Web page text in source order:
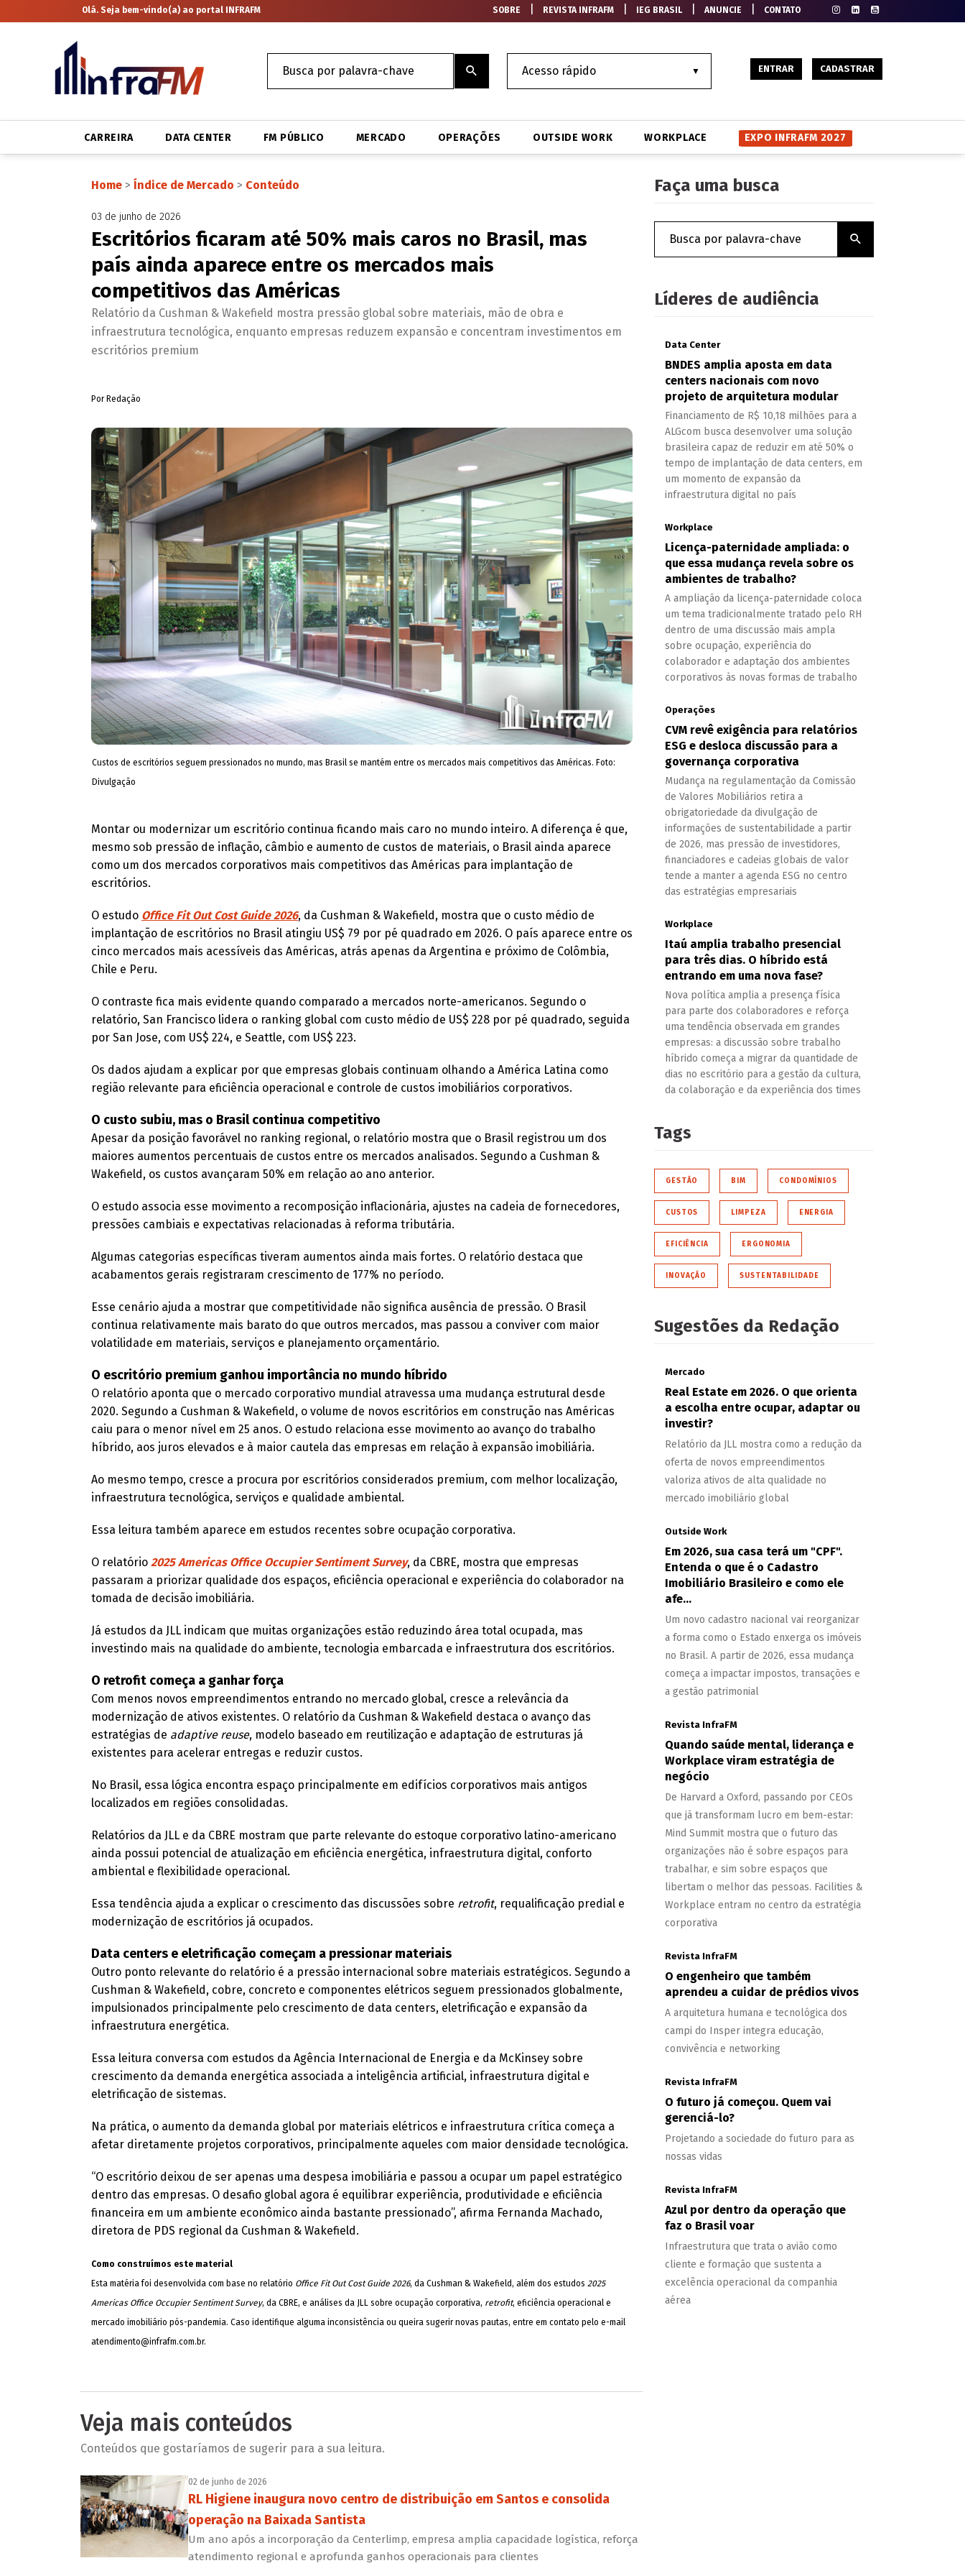
Olá. Seja bem-vindo(a) ao portal INFRAFM SOBRE REVISTA INFRAFM IEG BRASIL|ANUNCIE CONTATO
ENTRAR CADASTRAR
CARREIRA DATA CENTER FM PÚBLICO MERCADO OPERAÇÕES OUTSIDE WORK WORKPLACE EXPO INFRAFM 2027
Home> Índice de Mercado > Conteúdo
03 de junho de 2026
Escritórios ficaram até 50% mais caros no Brasil, mas
país ainda aparece entre os mercados mais
competitivos das Américas
Relatório da Cushman & Wakefield mostra pressão global sobre materiais, mão de obra e
infraestrutura tecnológica, enquanto empresas reduzem expansão e concentram investimentos em
escritórios premium
Por Redação
Custos de escritórios seguem pressionados no mundo, mas Brasil se mantém entre os mercados mais competitivos das Américas. Foto:
Divulgação
​Montar ou modernizar um escritório continua ficando mais caro no mundo inteiro. A diferença é que,
mesmo sob pressão de inflação, câmbio e aumento de custos de materiais, o Brasil ainda aparece
como um dos mercados corporativos mais competitivos das Américas para implantação de
escritórios.
O estudo Office Fit Out Cost Guide 2026, da Cushman & Wakefield, mostra que o custo médio de
implantação de escritórios no Brasil atingiu US$ 79 por pé quadrado em 2026. O país aparece entre os
cinco mercados mais acessíveis das Américas, atrás apenas da Argentina e próximo de Colômbia,
Chile e Peru.
O contraste fica mais evidente quando comparado a mercados norte-americanos. Segundo o
relatório, San Francisco lidera o ranking global com custo médio de US$ 228 por pé quadrado, seguida
por San Jose, com US$ 224, e Seattle, com US$ 223.
Os dados ajudam a explicar por que empresas globais continuam olhando a América Latina como
região relevante para eficiência operacional e controle de custos imobiliários corporativos.
O custo subiu, mas o Brasil continua competitivo
Apesar da posição favorável no ranking regional, o relatório mostra que o Brasil registrou um dos
maiores aumentos percentuais de custos entre os mercados analisados. Segundo a Cushman &
Wakefield, os custos avançaram 50% em relação ao ano anterior.
O estudo associa esse movimento a recomposição inflacionária, ajustes na cadeia de fornecedores,
pressões cambiais e expectativas relacionadas à reforma tributária.
Algumas categorias específicas tiveram aumentos ainda mais fortes. O relatório destaca que
acabamentos gerais registraram crescimento de 177% no período.
Esse cenário ajuda a mostrar que competitividade não significa ausência de pressão. O Brasil
continua relativamente mais barato do que outros mercados, mas passou a conviver com maior
volatilidade em materiais, serviços e planejamento orçamentário.
O escritório premium ganhou importância no mundo híbrido
O relatório aponta que o mercado corporativo mundial atravessa uma mudança estrutural desde
2020. Segundo a Cushman & Wakefield, o volume de novos escritórios em construção nas Américas
caiu para o menor nível em 25 anos. O estudo relaciona esse movimento ao avanço do trabalho
híbrido, aos juros elevados e à maior cautela das empresas em relação à expansão imobiliária.
Ao mesmo tempo, cresce a procura por escritórios considerados premium, com melhor localização,
infraestrutura tecnológica, serviços e qualidade ambiental.
Essa leitura também aparece em estudos recentes sobre ocupação corporativa.
O relatório 2025 Americas Office Occupier Sentiment Survey, da CBRE, mostra que empresas
passaram a priorizar qualidade dos espaços, eficiência operacional e experiência do colaborador na
tomada de decisão imobiliária.
Já estudos da JLL indicam que muitas organizações estão reduzindo área total ocupada, mas
investindo mais na qualidade do ambiente, tecnologia embarcada e infraestrutura dos escritórios.
O retrofit começa a ganhar força
Com menos novos empreendimentos entrando no mercado global, cresce a relevância da
modernização de ativos existentes. O relatório da Cushman & Wakefield destaca o avanço das
estratégias de adaptive reuse, modelo baseado em reutilização e adaptação de estruturas já
existentes para acelerar entregas e reduzir custos.
No Brasil, essa lógica encontra espaço principalmente em edifícios corporativos mais antigos
localizados em regiões consolidadas.
Relatórios da JLL e da CBRE mostram que parte relevante do estoque corporativo latino-americano
ainda possui potencial de atualização em eficiência energética, infraestrutura digital, conforto
ambiental e flexibilidade operacional.
Essa tendência ajuda a explicar o crescimento das discussões sobre retrofit, requalificação predial e
modernização de escritórios já ocupados.
Data centers e eletrificação começam a pressionar materiais
Outro ponto relevante do relatório é a pressão internacional sobre materiais estratégicos. Segundo a
Cushman & Wakefield, cobre, concreto e componentes elétricos seguem pressionados globalmente,
impulsionados principalmente pelo crescimento de data centers, eletrificação e expansão da
infraestrutura energética.
Essa leitura conversa com estudos da Agência Internacional de Energia e da McKinsey sobre
crescimento da demanda energética associada a inteligência artificial, infraestrutura digital e
eletrificação de sistemas.
Na prática, o aumento da demanda global por materiais elétricos e infraestrutura crítica começa a
afetar diretamente projetos corporativos, principalmente aqueles com maior densidade tecnológica.
“O escritório deixou de ser apenas uma despesa imobiliária e passou a ocupar um papel estratégico
dentro das empresas. O desafio global agora é equilibrar experiência, produtividade e eficiência
financeira em um ambiente econômico ainda bastante pressionado”, afirma Fernanda Machado,
diretora de PDS regional da Cushman & Wakefield.
Como construímos este material
Esta matéria foi desenvolvida com base no relatório Office Fit Out Cost Guide 2026, da Cushman & Wakefield, além dos estudos 2025
Americas Office Occupier Sentiment Survey, da CBRE, e análises da JLL sobre ocupação corporativa, retrofit, eficiência operacional e
mercado imobiliário pós-pandemia. Caso identifique alguma inconsistência ou queira sugerir novas pautas, entre em contato pelo e-mail
atendimento@infrafm.com.br.
Veja mais conteúdos
Conteúdos que gostaríamos de sugerir para a sua leitura.
02 de junho de 2026
RL Higiene inaugura novo centro de distribuição em Santos e consolida
operação na Baixada Santista
Um ano após a incorporação da Centerlimp, empresa amplia capacidade logística, reforça
atendimento regional e aprofunda ganhos operacionais para clientes
Faça uma busca
Líderes de audiência
Data Center
BNDES amplia aposta em data
centers nacionais com novo
projeto de arquitetura modular
Financiamento de R$ 10,18 milhões para a
ALGcom busca desenvolver uma solução
brasileira capaz de reduzir em até 50% o
tempo de implantação de data centers, em
um momento de expansão da
infraestrutura digital no país
Workplace
Licença-paternidade ampliada: o
que essa mudança revela sobre os
ambientes de trabalho?
A ampliação da licença-paternidade coloca
um tema tradicionalmente tratado pelo RH
dentro de uma discussão mais ampla
sobre ocupação, experiência do
colaborador e adaptação dos ambientes
corporativos às novas formas de trabalho
Operações
CVM revê exigência para relatórios
ESG e desloca discussão para a
governança corporativa
Mudança na regulamentação da Comissão
de Valores Mobiliários retira a
obrigatoriedade da divulgação de
informações de sustentabilidade a partir
de 2026, mas pressão de investidores,
financiadores e cadeias globais de valor
tende a manter a agenda ESG no centro
das estratégias empresariais
Workplace
Itaú amplia trabalho presencial
para três dias. O híbrido está
entrando em uma nova fase?
Nova política amplia a presença física
para parte dos colaboradores e reforça
uma tendência observada em grandes
empresas: a discussão sobre trabalho
híbrido começa a migrar da quantidade de
dias no escritório para a gestão da cultura,
da colaboração e da experiência dos times
Tags
GESTÃO BIM CONDOMÍNIOS
CUSTOS LIMPEZA ENERGIA
EFICIÊNCIA ERGONOMIA
INOVAÇÃO SUSTENTABILIDADE
Sugestões da Redação
Mercado
Real Estate em 2026. O que orienta
a escolha entre ocupar, adaptar ou
investir?
Relatório da JLL mostra como a redução da
oferta de novos empreendimentos
valoriza ativos de alta qualidade no
mercado imobiliário global
Outside Work
Em 2026, sua casa terá um "CPF".
Entenda o que é o Cadastro
Imobiliário Brasileiro e como ele
afe...
Um novo cadastro nacional vai reorganizar
a forma como o Estado enxerga os imóveis
no Brasil. A partir de 2026, essa mudança
começa a impactar impostos, transações e
a gestão patrimonial
Revista InfraFM
Quando saúde mental, liderança e
Workplace viram estratégia de
negócio
De Harvard a Oxford, passando por CEOs
que já transformam lucro em bem-estar:
Mind Summit mostra que o futuro das
organizações não é sobre espaços para
trabalhar, e sim sobre espaços que
libertam o melhor das pessoas. Facilities &
Workplace entram no centro da estratégia
corporativa
Revista InfraFM
O engenheiro que também
aprendeu a cuidar de prédios vivos
A arquitetura humana e tecnológica dos
campi do Insper integra educação,
convivência e networking
Revista InfraFM
O futuro já começou. Quem vai
gerenciá-lo?
Projetando a sociedade do futuro para as
nossas vidas
Revista InfraFM
Azul por dentro da operação que
faz o Brasil voar
Infraestrutura que trata o avião como
cliente e formação que sustenta a
excelência operacional da companhia
aérea